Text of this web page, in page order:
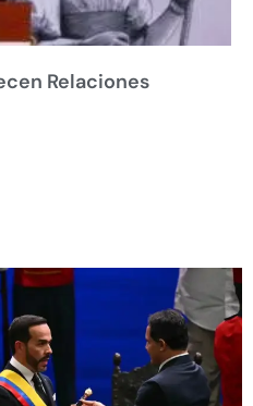
Relaciones